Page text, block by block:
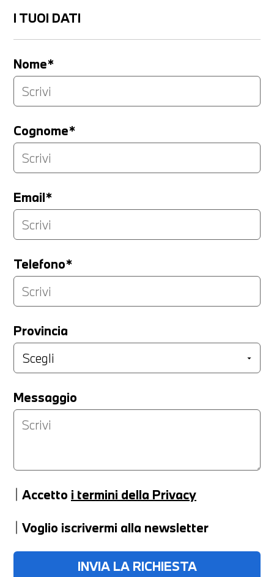
I TUOI DATI
Nome*
Cognome*
Email*
Telefono*
Provincia
Messaggio
Accetto i termini della Privacy
Voglio iscrivermi alla newsletter